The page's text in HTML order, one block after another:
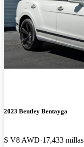
2023 Bentley Bentayga
S V8 AWD 17,433 millas